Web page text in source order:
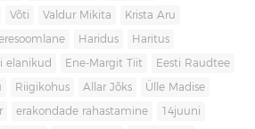
Võti Valdur Mikita Krista Aru
Haridus Haritus
elanikud Ene-Margit Tiit Eesti Raudtee
Riigikohus Allar Jõks Ülle Madise
erakondade rahastamine 14juuni